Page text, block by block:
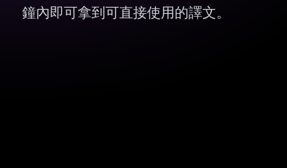
鐘內即可拿到可直接使用的譯文。